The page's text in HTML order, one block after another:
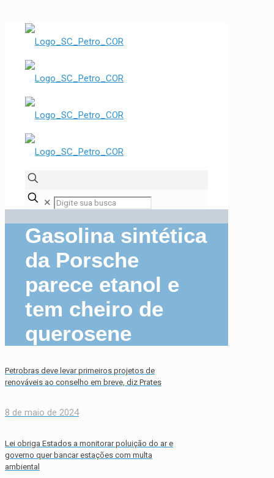
✕
Gasolina sintética
da Porsche
parece etanol e
tem cheiro de
querosene
Petrobras deve levar primeiros projetos de
renováveis ao conselho em breve, diz Prates
8 de maio de 2024
Lei obriga Estados a monitorar poluição do ar e
governo quer bancar estações com multa
ambiental